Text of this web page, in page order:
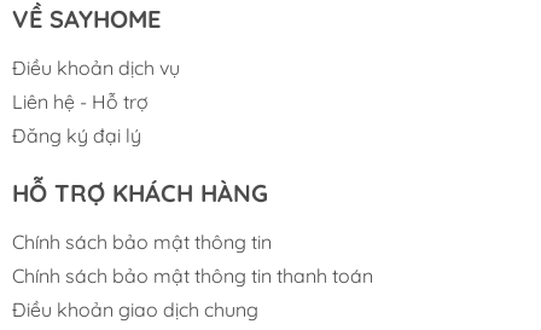
VỀ SAYHOME
Điều khoản dịch vụ
Liên hệ - Hỗ trợ
Đăng ký đại lý
HỖ TRỢ KHÁCH HÀNG
Chính sách bảo mật thông tin
Chính sách bảo mật thông tin thanh toán
Điều khoản giao dịch chung